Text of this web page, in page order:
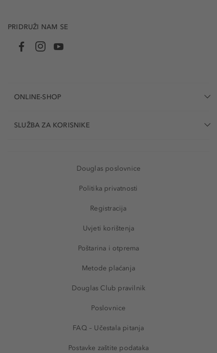
PRIDRUŽI NAM SE
ONLINE-SHOP
SLUŽBA ZA KORISNIKE
Douglas poslovnice
Politika privatnosti
Registracija
Uvjeti korištenja
Poštarina i otprema
Metode plaćanja
Douglas Club pravilnik
Poslovnice
FAQ – Učestala pitanja
Postavke zaštite podataka